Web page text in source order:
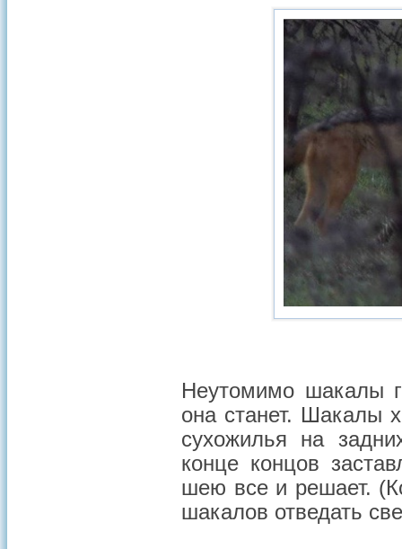
Неутомимо шакалы
она станет. Шакалы
сухожилья на
конце концов
шею все и решает.
шакалов отведать